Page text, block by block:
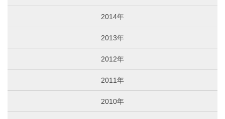
2014年
2013年
2012年
2011年
2010年